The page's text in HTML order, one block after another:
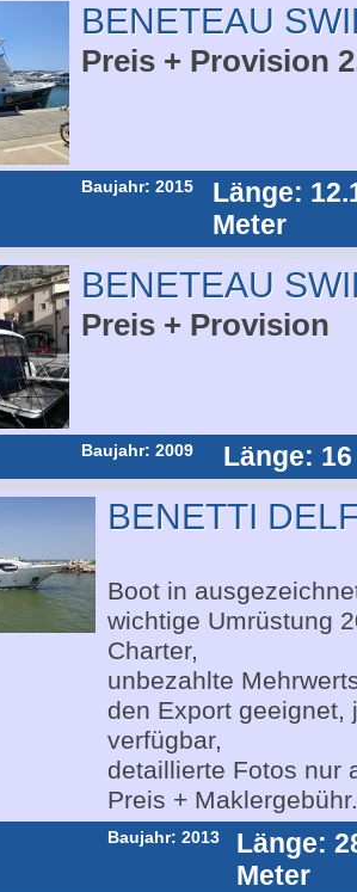
BENETEAU
Preis + Provision
Baujahr: 2015
Länge:
Meter
BENETEAU
Preis + Provision
Baujahr: 2009 Länge:
BENETTI
Boot in
wichtige Umrüstung
Charter,
unbezahlte
den Export geeignet,
verfügbar,
detaillierte Fotos nur
Preis + Maklergebühr.
Baujahr: 2013
Länge:
Meter